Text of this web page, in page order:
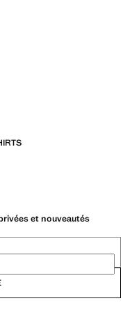
et nouveautés